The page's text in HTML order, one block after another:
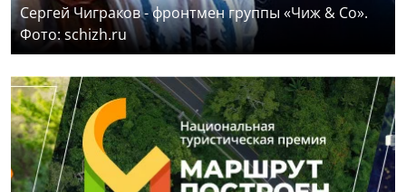
Сергей Чиграков - фронтмен группы «Чиж & Со».
Фото: schizh.ru